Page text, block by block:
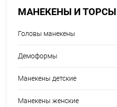
МАНЕКЕНЫ И ТОРСЫ
Головы манекены
Демоформы
Манекены детские
Манекены женские